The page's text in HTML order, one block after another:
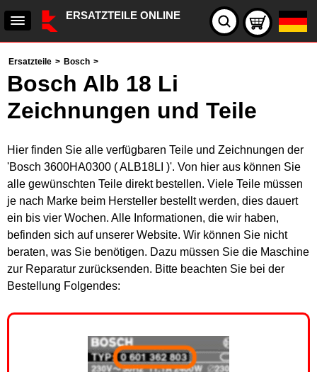
ERSATZTEILE ONLINE
Ersatzteile > Bosch >
Bosch Alb 18 Li
Zeichnungen und Teile
Hier finden Sie alle verfügbaren Teile und Zeichnungen der
'Bosch 3600HA0300 ( ALB18LI )'. Von hier aus können Sie
alle gewünschten Teile direkt bestellen. Viele Teile müssen
je nach Marke beim Hersteller bestellt werden, dies dauert
ein bis vier Wochen. Alle Informationen, die wir haben,
befinden sich auf unserer Website. Wir können Sie nicht
beraten, was Sie benötigen. Dazu müssen Sie die Maschine
zur Reparatur zurücksenden. Bitte beachten Sie bei der
Bestellung Folgendes: